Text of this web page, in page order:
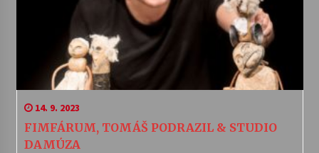
14. 9. 2023
FIMFÁRUM, TOMÁŠ PODRAZIL & STUDIO
DAMÚZA